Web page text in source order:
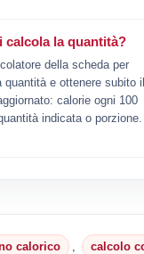
calcola la quantità?
della scheda per
quantità e ottenere subito il
calorie ogni 100
indicata o porzione.
calorico calcolo